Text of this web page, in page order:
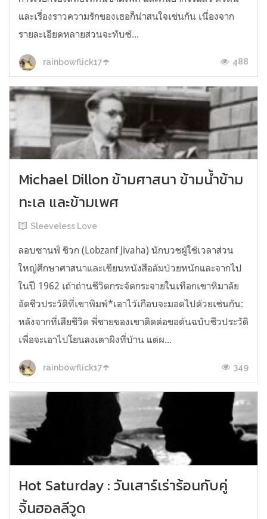
และเรื่องราวความรักของเธอก็น่าสนใจเช่นกัน เนื่องจาก
รายละเอียดหลายส่วนจะทับซ้...
rainbowflick17☂️ 488
Michael Dillon ข้ามศาสนา ข้ามน้ำข้าม
ทะเล และข้ามเพศ
Sleeveless Love
ลอบซานฟ์ ชิวก (Lobzanf Jivaha) นักบวชผู้ใช้เวลาส่วน
ใหญ่ศึกษาศาสนาและเขียนหนังสือล้มป่วยหนักและจากไป
ในปี 1962 เถ้าถ่านชีวิตกระจัดกระจายในเทือกเขาหิมาลัย
อัตชีวประวัติที่เขาพิมพ์*เอาไว้เกือบจะมอดไปด้วยเช่นกัน:
หลังจากที่เสียชีวิต พี่ชายของเขาติดต่อขอต้นฉบับชีวประวัติ
เพื่อจะเอาไปโยนลงเตาผิงที่บ้าน แต่ผ...
rainbowflick17☂️ 349
Hot Saturday : วันเสาร์เร่าร้อนกับคู่
จิ้นฮอลลีวูด